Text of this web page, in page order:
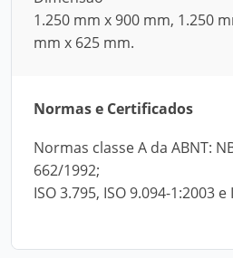
1.250 mm x 900 mm, 1.250
mm x 625 mm.
Normas e Certificados
Normas classe A da ABNT:
662/1992;
ISO 3.795, ISO 9.094-1:2003 e